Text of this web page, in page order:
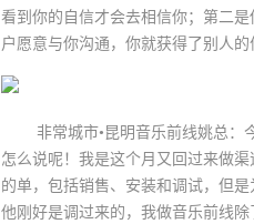
看到你的自信才会去相信你；第二
户愿意与你沟通，你就获得了别人
非常城市•昆明音乐前线姚总：今
怎么说呢！我是这个月又回过来做
的单，包括销售、安装和调试，但
他刚好是调过来的，我做音乐前线